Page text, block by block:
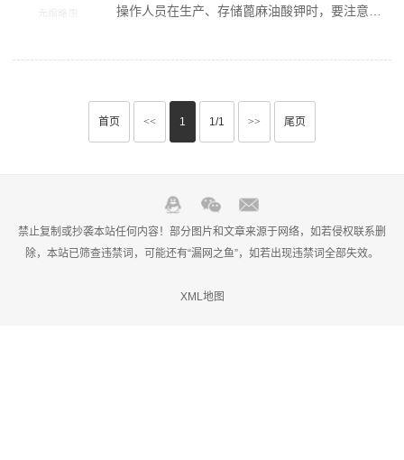
首页 << 1 1/1 >> 尾页
禁止复制或抄袭本站任何内容！部分图片和文章来源于网络，如若侵权联系删
除，本站已筛查违禁词，可能还有“漏网之鱼”，如若出现违禁词全部失效。
XML地图